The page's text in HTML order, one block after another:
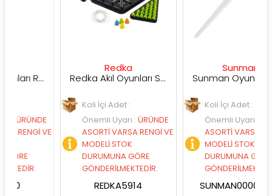
Redka Akıl Oyunları Renk Dedektifi Oyunu
VE
Redka
Redka Akıl Oyunları Strateji Üçgeni Oyunu
Koli İçi Adet :
Önemli Uyarı :ÜRÜNDE
ASORTİ VARSA RENGİ VE
MODELİ STOK
DURUMUNA GÖRE
GÖNDERİLMEKTEDİR.
REDKA5914
Sunman
Koli İçi Adet :
Önemli Uyarı :ÜRÜNDE
ASORTİ VARSA RENGİ
MODELİ STOK
DURUMUNA GÖRE
GÖNDERİLMEKTEDİR.
SUNMAN00006049